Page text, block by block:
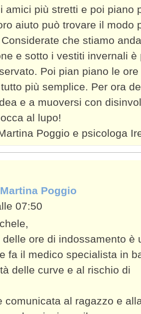
amici più stretti e poi piano
aiuto può trovare il modo
che stiamo
e sotto i vestiti invernali è
Poi pian piano le
più semplice. Per ora
e a muoversi con
al lupo!
Poggio e psicologa
Martina Poggio
07:50
ore di indossamento è
fa il medico specialista in
delle curve e al rischio di
comunicata al ragazzo e